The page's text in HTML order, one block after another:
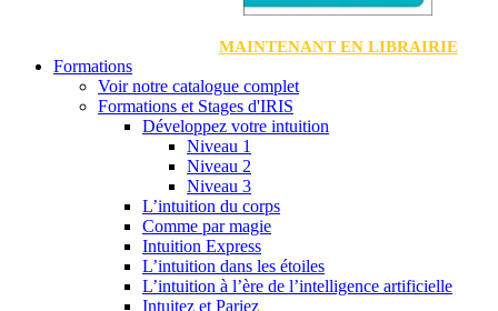
MAINTENANT EN LIBRAIRIE
Formations
Voir notre catalogue complet
Formations et Stages d'IRIS
Développez votre intuition
Niveau 1
Niveau 2
Niveau 3
L’intuition du corps
Comme par magie
Intuition Express
L’intuition dans les étoiles
L’intuition à l’ère de l’intelligence artificielle
Intuitez et Pariez